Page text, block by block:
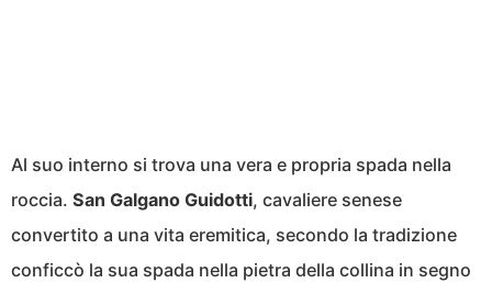
Al suo interno si trova una vera e propria spada nella
roccia. San Galgano Guidotti, cavaliere senese
convertito a una vita eremitica, secondo la tradizione
conficcò la sua spada nella pietra della collina in segno